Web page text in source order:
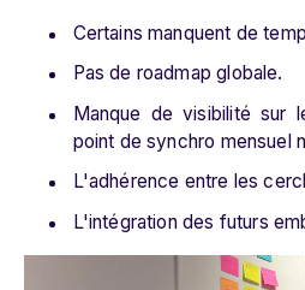
Certains manquent de
Pas de roadmap globale.
Manque de visibilité sur
point de synchro mensuel
L'adhérence entre les
L'intégration des futurs